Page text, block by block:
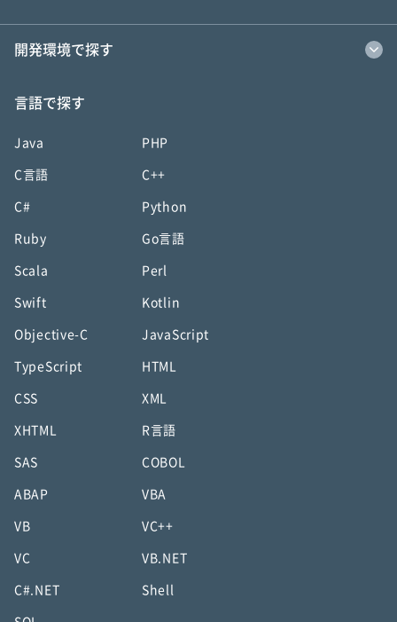
開発環境で探す
言語で探す
Java PHP
C言語 C++
C# Python
Ruby Go言語
Scala Perl
Swift Kotlin
Objective-C JavaScript
TypeScript HTML
CSS XML
XHTML R言語
SAS COBOL
ABAP VBA
VB VC++
VC VB.NET
C#.NET Shell